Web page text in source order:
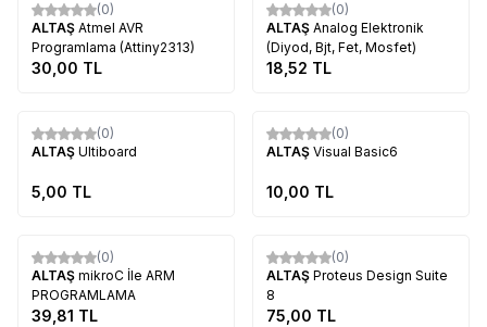
(0)
ALTAŞ Atmel AVR
Programlama (Attiny2313)
30,00 TL
(0)
ALTAŞ Analog Elektronik
(Diyod, Bjt, Fet, Mosfet)
18,52 TL
(0)
ALTAŞ Ultiboard
5,00 TL
(0)
ALTAŞ Visual Basic6
10,00 TL
(0)
ALTAŞ mikroC İle ARM
PROGRAMLAMA
39,81 TL
Yeni
(0)
ALTAŞ Proteus Design Suite
8
75,00 TL